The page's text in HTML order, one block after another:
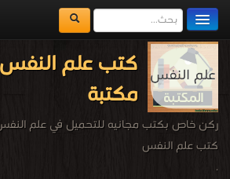
مكتبة الكتب
المكتبات
يُقرأ حالياً
الفهرس
كتب علم النفس
مكتبة
ركن خاص بكتب مجانيه للتحميل في علم
كتب علم النفس
.